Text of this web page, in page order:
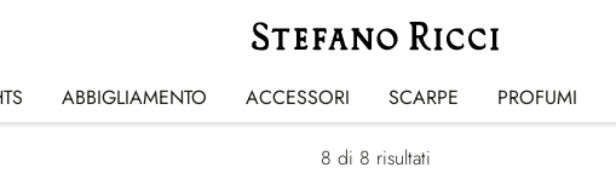
ABBIGLIAMENTO ACCESSORI SCARPE PROFUMI
Cities of the World
8 di 8 risultati